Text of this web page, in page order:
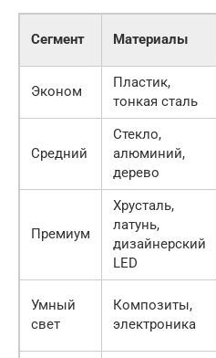
Сегмент Материалы
Эконом
Пластик,
тонкая сталь
Средний
Стекло,
алюминий,
дерево
Премиум
Хрусталь,
латунь,
дизайнерский
LED
Умный
свет
Композиты,
электроника